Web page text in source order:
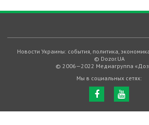
Новости Украины: события, политика,
© Dozor.UA
© 2006—2022 Медиагруппа
Мы в социальных сетях: